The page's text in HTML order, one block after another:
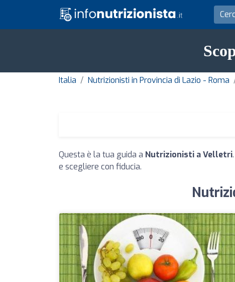
Italia Nutrizionisti in Provincia di Lazio - Roma
Questa è la tua guida a Nutrizionisti a Velletri
e scegliere con fiducia.